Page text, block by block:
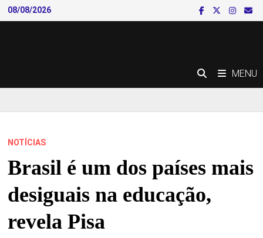
Skip
to
08/08/2026
MENU
NOTÍCIAS
Brasil é um dos países mais
desiguais na educação,
revela Pisa